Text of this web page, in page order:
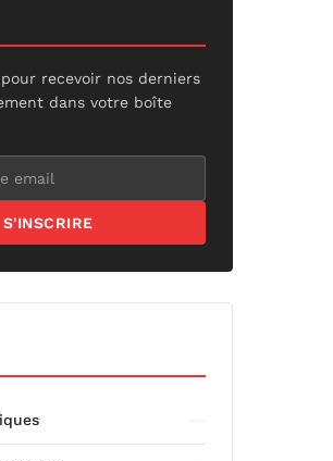
recevoir nos derniers
dans votre boîte
S'INSCRIRE